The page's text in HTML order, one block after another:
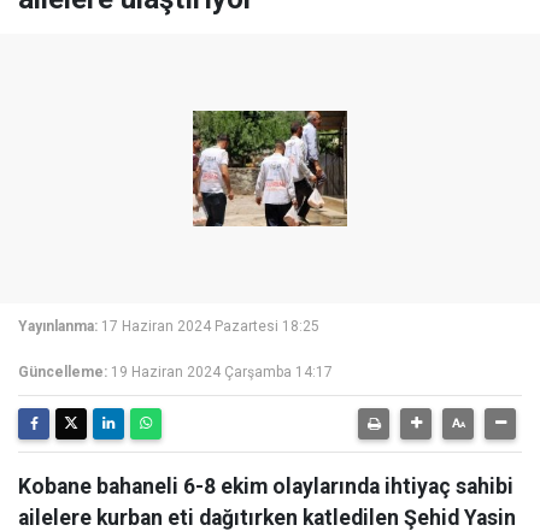
Yayınlanma: 17 Haziran 2024 Pazartesi 18:25
Güncelleme: 19 Haziran 2024 Çarşamba 14:17
Kobane bahaneli 6-8 ekim olaylarında ihtiyaç sahibi
ailelere kurban eti dağıtırken katledilen Şehid Yasin